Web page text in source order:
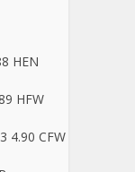
HEN
HFW
4.90 CFW